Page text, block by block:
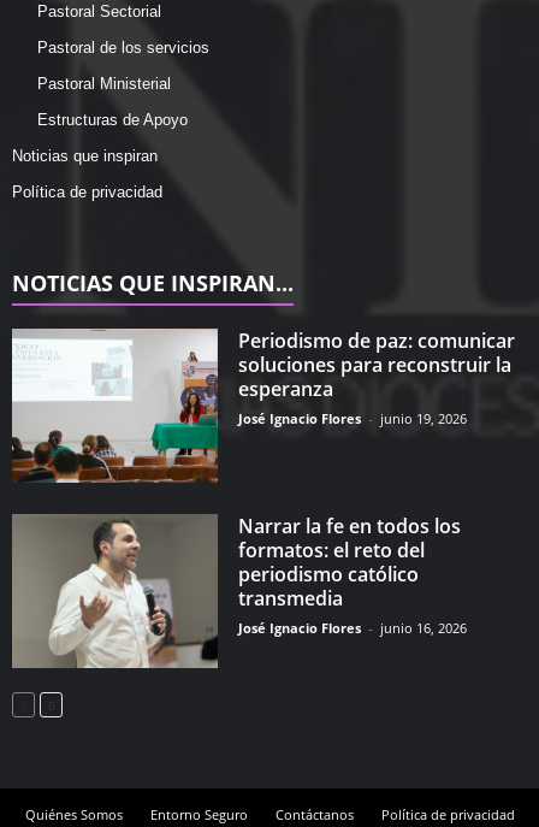
Pastoral Sectorial
Pastoral de los servicios
Pastoral Ministerial
Estructuras de Apoyo
Noticias que inspiran
Política de privacidad
NOTICIAS QUE INSPIRAN...
Periodismo de paz: comunicar
soluciones para reconstruir la
esperanza
José Ignacio Flores - junio 19, 2026
Narrar la fe en todos los
formatos: el reto del
periodismo católico
transmedia
José Ignacio Flores - junio 16, 2026
Quiénes Somos Entorno Seguro Contáctanos Política de privacidad